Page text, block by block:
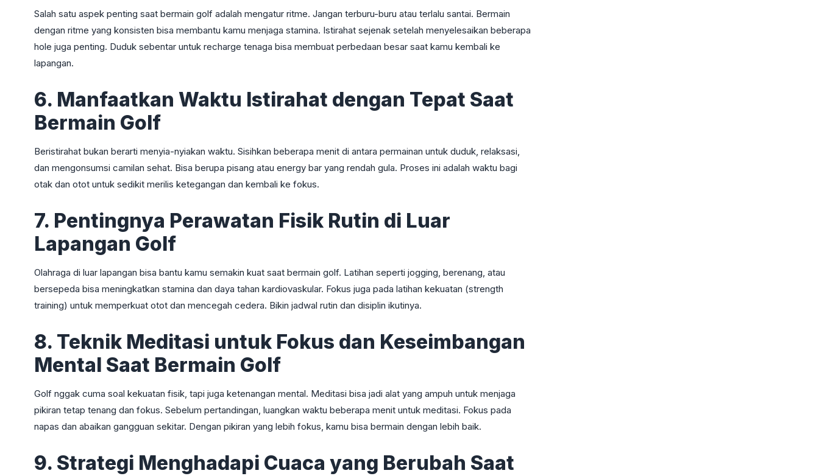
Salah satu aspek penting saat bermain golf adalah mengatur ritme. Jangan terburu-buru atau terlalu santai. Bermain
dengan ritme yang konsisten bisa membantu kamu menjaga stamina. Istirahat sejenak setelah menyelesaikan beberapa
hole juga penting. Duduk sebentar untuk recharge tenaga bisa membuat perbedaan besar saat kamu kembali ke
lapangan.
6. Manfaatkan Waktu Istirahat dengan Tepat Saat
Bermain Golf
Beristirahat bukan berarti menyia-nyiakan waktu. Sisihkan beberapa menit di antara permainan untuk duduk, relaksasi,
dan mengonsumsi camilan sehat. Bisa berupa pisang atau energy bar yang rendah gula. Proses ini adalah waktu bagi
otak dan otot untuk sedikit merilis ketegangan dan kembali ke fokus.
7. Pentingnya Perawatan Fisik Rutin di Luar
Lapangan Golf
Olahraga di luar lapangan bisa bantu kamu semakin kuat saat bermain golf. Latihan seperti jogging, berenang, atau
bersepeda bisa meningkatkan stamina dan daya tahan kardiovaskular. Fokus juga pada latihan kekuatan (strength
training) untuk memperkuat otot dan mencegah cedera. Bikin jadwal rutin dan disiplin ikutinya.
8. Teknik Meditasi untuk Fokus dan Keseimbangan
Mental Saat Bermain Golf
Golf nggak cuma soal kekuatan fisik, tapi juga ketenangan mental. Meditasi bisa jadi alat yang ampuh untuk menjaga
pikiran tetap tenang dan fokus. Sebelum pertandingan, luangkan waktu beberapa menit untuk meditasi. Fokus pada
napas dan abaikan gangguan sekitar. Dengan pikiran yang lebih fokus, kamu bisa bermain dengan lebih baik.
9. Strategi Menghadapi Cuaca yang Berubah Saat